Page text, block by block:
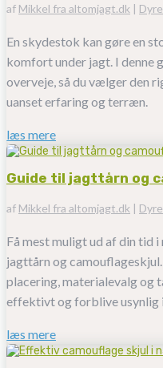
af Mikkel fra altomjagt.dk |
En skydestok kan gøre en
komfort under jagt. I denne
overveje, så du vælger den
uanset erfaring og terræn.
læs mere
Guide til jagttårn og
af Mikkel fra altomjagt.dk |
Få mest muligt ud af din tid
jagttårn og
placering, materialevalg og
effektivt og forblive
læs mere